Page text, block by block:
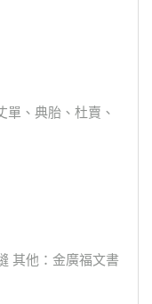
單、典胎、杜賣、
其他：金廣福文書